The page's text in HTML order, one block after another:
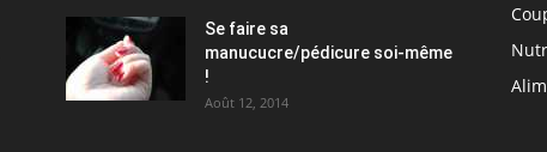
Se faire sa
manucucre/pédicure soi-même
!
Août 12, 2014